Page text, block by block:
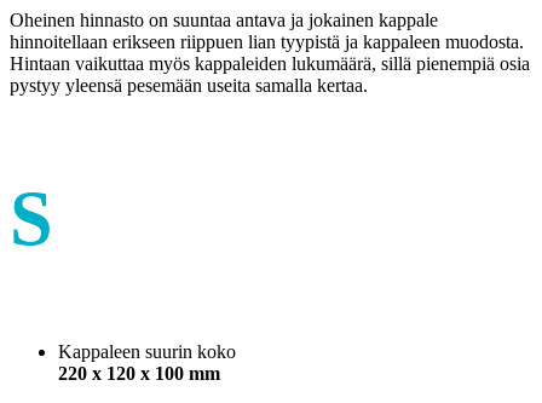
Oheinen hinnasto on suuntaa antava ja jokainen kappale
hinnoitellaan erikseen riippuen lian tyypistä ja kappaleen muodosta.
Hintaan vaikuttaa myös kappaleiden lukumäärä, sillä pienempiä osia
pystyy yleensä pesemään useita samalla kertaa.
S
Kappaleen suurin koko
220 x 120 x 100 mm